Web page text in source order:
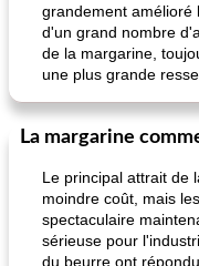
grandement amélioré
d'un grand nombre
de la margarine,
une plus grande
La margarine
Le principal attrait de
moindre coût, mais
spectaculaire
sérieuse pour
du beurre ont